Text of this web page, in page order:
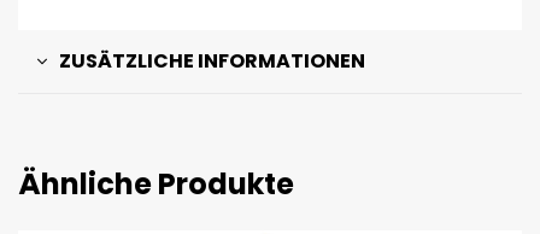
ZUSÄTZLICHE INFORMATIONEN
Ähnliche Produkte